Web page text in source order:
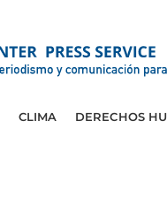
CLIMA DERECHOS